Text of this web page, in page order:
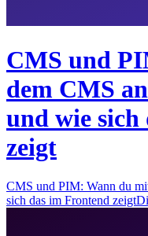
CMS und
dem CMS
und wie
zeigt
CMS und PIM: Wann du
sich das im Frontend